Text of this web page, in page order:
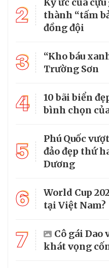
2
thành “tấm
đồng đội
3
“Kho báu
Trường Sơn
4
10 bãi biển
bình chọn
5
Phú Quốc
đảo đẹp thứ
Dương
6
World Cup
tại Việt Nam?
7
Cô gái Dao
khát vọng